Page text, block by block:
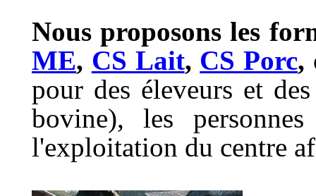
Nous proposons les
ME, CS Lait, CS Porc,
pour des éleveurs et
bovine), les
l'exploitation du centre